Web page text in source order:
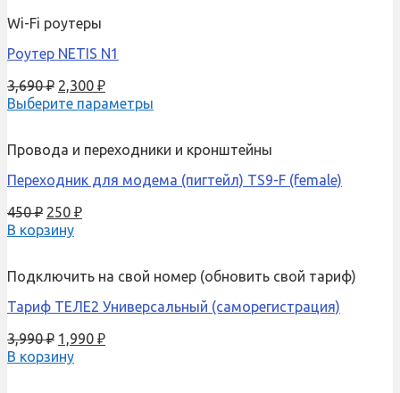
Wi-Fi роутеры
Роутер NETIS N1
3,690₽ 2,300 ₽
Выберите параметры
Провода и переходники и кронштейны
Переходник для модема (пигтейл) TS9-F (female)
450₽ 250 ₽
В корзину
Подключить на свой номер (обновить свой тариф)
Тариф ТЕЛЕ2 Универсальный (саморегистрация)
3,990₽ 1,990 ₽
В корзину